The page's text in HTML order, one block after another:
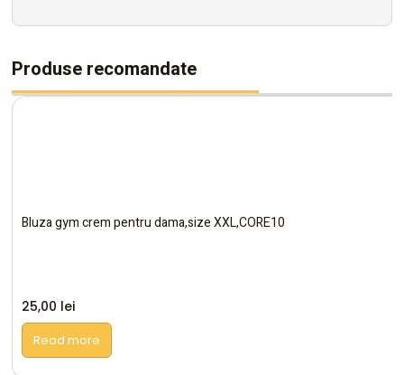
Produse recomandate
Bluza gym crem pentru dama,size XXL,CORE10
25,00 lei
Read more